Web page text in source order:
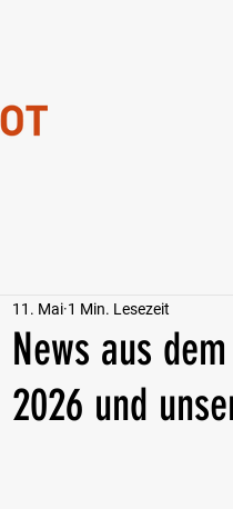
News aus
2026 und
11. Mai 1 Min. Lesezeit